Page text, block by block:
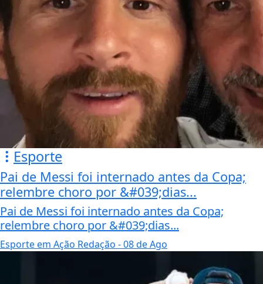
Esporte
Pai de Messi foi internado antes da Copa;
relembre choro por &#039;dias...
Pai de Messi foi internado antes da Copa;
relembre choro por &#039;dias...
Esporte em Ação Redação - 08 de Ago